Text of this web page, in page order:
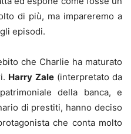
di più, ma impareremo a
episodi.
che Charlie ha maturato
Harry Zale(interpretato da
della banca, e
di prestiti, hanno deciso
che conta molto